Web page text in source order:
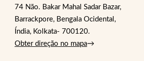
74 Não. Bakar Mahal Sadar Bazar,
Barrackpore, Bengala Ocidental,
Índia, Kolkata- 700120.
Obter direção no mapa→